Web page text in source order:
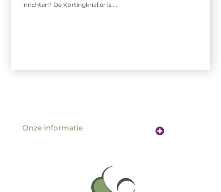
inrichten? De Kortingknaller is ...
Onze informatie